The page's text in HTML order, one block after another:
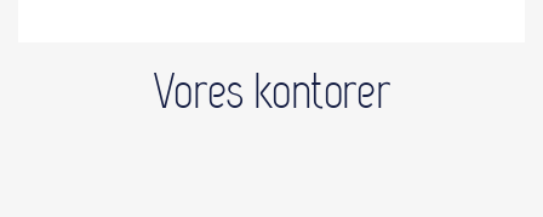
Vores kontorer